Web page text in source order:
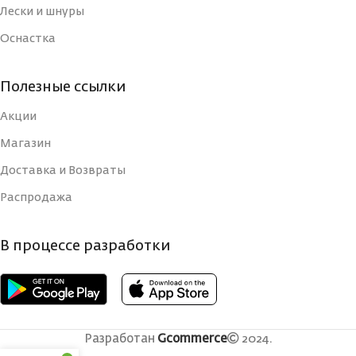
КОЛИЧЕСТВО КОЛЕЦ
КОЛИЧЕСТВО СЕКЦИЙ
ВЕРШИНКА
РАБОЧАЯ ДЛИНА
(СМ)
240
Быстрый (Fast)
СЛОЖЕННОМ ВИДЕ,
Лески и шнуры
Оснастка
Полезные ссылки
Акции
Магазин
Доставка и Возвраты
Распродажа
В процессе разработки
Разработан Gcommerce 2024.